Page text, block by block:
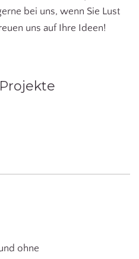
bei uns, wenn Sie Lust
uns auf Ihre Ideen!
ohne